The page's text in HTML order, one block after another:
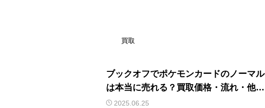
買取
ブックオフでポケモンカードのノーマル
は本当に売れる？買取価格・流れ・他社
比較まで徹底解説
2025.06.25